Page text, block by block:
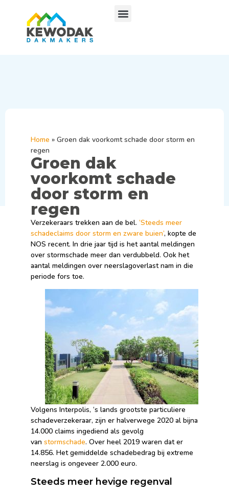
Home » Groen dak voorkomt schade door storm en
regen
Groen dak
voorkomt schade
door storm en
regen
Verzekeraars trekken aan de bel. ‘Steeds meer
schadeclaims door storm en zware buien’, kopte de
NOS recent. In drie jaar tijd is het aantal meldingen
over stormschade meer dan verdubbeld. Ook het
aantal meldingen over neerslagoverlast nam in die
periode fors toe.
Volgens Interpolis, ‘s lands grootste particuliere
schadeverzekeraar, zijn er halverwege 2020 al bijna
14.000 claims ingediend als gevolg
van stormschade. Over heel 2019 waren dat er
14.856. Het gemiddelde schadebedrag bij extreme
neerslag is ongeveer 2.000 euro.
Steeds meer hevige regenval